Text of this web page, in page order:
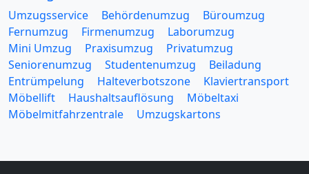
Umzugsservice Behördenumzug
Büroumzug
Fernumzug
Firmenumzug
Laborumzug
Mini Umzug
Praxisumzug
Privatumzug
Seniorenumzug
Studentenumzug
Beiladung
Entrümpelung
Halteverbotszone
Klaviertransport
Möbellift
Haushaltsauflösung
Möbeltaxi
Möbelmitfahrzentrale
Umzugskartons